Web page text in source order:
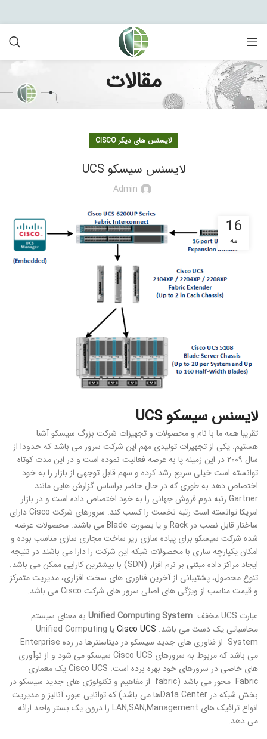
مقالات
لایسنس های دیگر CISCO
لایسنس سیسکو UCS
Admin
16
مه
لایسنس سیسکو UCS
تقریبا همه ما با نام و محصولات و تجهیزات شرکت بزرگ سیسکو آشنا
هستیم. یکی از تجهیزات تولیدی مهم این شرکت سرور می باشد که حدودا از
سال ۲۰۰۹ در این زمینه پا به عرصه فعالیت نموده است و در این مدت کوتاه
توانسته است خیلی سریع رشد کرده و سهم قابل توجهی از بازار را به خود
اختصاص دهد به طوری که در حال حاضر براساس گزارش هایی مانند
Gartner رتبه دوم فروش جهانی را به خود اختصاص داده است و در بازار
امریکا توانسته است رتبه نخست را کسب کند. سرورهای شرکت Cisco دارای
ساختار قابل نصب در Rack و یا بصورت Blade می باشند. محصولات عرضه
شده شرکت سیسکو برای پیاده سازی زیر ساخت مجازی سازی مناسب بوده و
امکان یکپارچه سازی با محصولات شبکه این شرکت را دارا می باشند در نتیجه
ایجاد مراکز داده مبتنی بر نرم افزار (SDN) با بیشترین کارایی ممکن می باشد.
تنوع محصول، پشتیبانی از آخرین فناوری های سخت افزاری، مدیریت متمرکز
و قیمت مناسب از ویژگی های اصلی سرور های شرکت Cisco می باشد.
عبارت UCS مخفف
Unified Computing System به معنای سیستم
محاسباتی یک دست می باشد. Cisco UCS
یا Unified Computing
System از فناوری های جدید سیسکو در دیتاسنترها در رده Enterprise
می باشد که مربوط به سرورهای Cisco UCS سیسکو می شود و از نوآوری
های خاصی در سرورهای خود بهره برده است. Cisco UCS یک معماری
Fabric محور می باشد (fabric از مفاهیم و تکنولوژی های جدید سیسکو در
بخش شبکه در Data Centerها می باشد) که توانایی عبور، آنالیز و مدیریت
انواع ترافیک های LAN,SAN,Management را درون یک بستر واحد ارائه
می دهد.